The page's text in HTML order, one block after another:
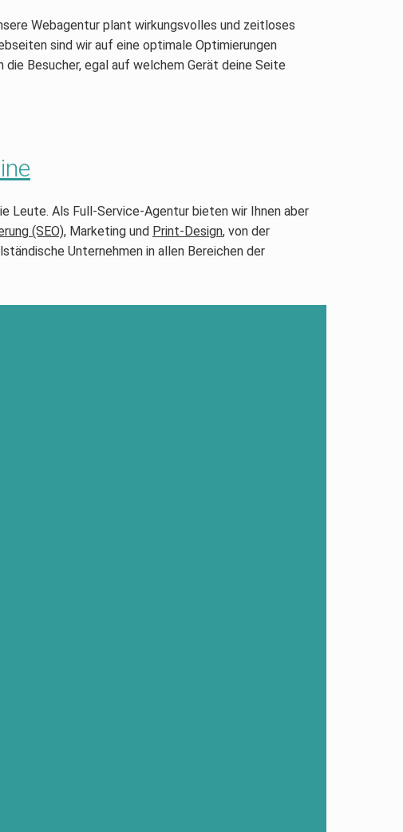
Webagentur plant wirkungsvolles und zeitloses
sind wir auf eine optimale Optimierungen
Besucher, egal auf welchem Gerät deine Seite
Leute. Als Full-Service-Agentur bieten wir Ihnen aber
(SEO), Marketing und Print-Design, von der
Unternehmen in allen Bereichen der